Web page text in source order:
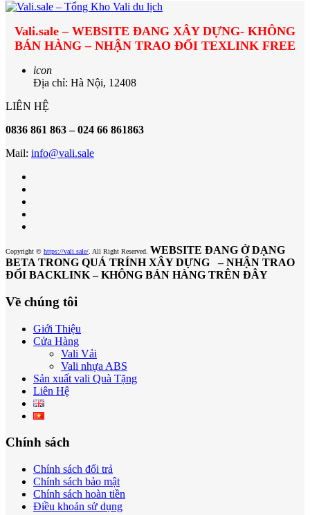
Vali.sale – WEBSITE ĐANG XÂY DỰNG- KHÔNG
BÁN HÀNG – NHẬN TRAO ĐỔI TEXLINK FREE
icon
Địa chỉ: Hà Nội, 12408
LIÊN HỆ
0836 861 863 – 024 66 861863
Mail: info@vali.sale
Copyright © https://vali.sale/ . All Right Reserved. WEBSITE ĐANG Ở DẠNG
BETA TRONG QUÁ TRÍNH XÂY DỰNG – NHẬN TRAO
ĐỔI BACKLINK – KHÔNG BÁN HÀNG TRÊN ĐÂY
Về chúng tôi
Giới Thiệu
Cửa Hàng
Vali Vải
Vali nhựa ABS
Sản xuất vali Quà Tặng
Liên Hệ
Chính sách
Chính sách đổi trả
Chính sách bảo mật
Chính sách hoàn tiền
Điều khoản sử dụng